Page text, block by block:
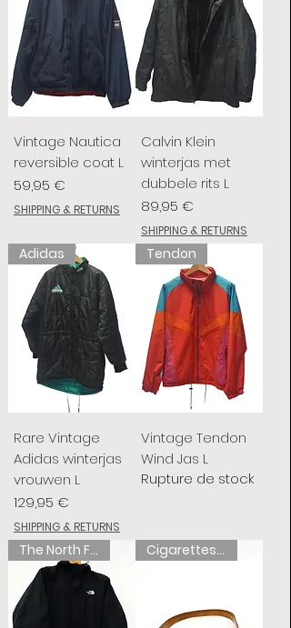
Vintage Nautica
reversible coat L
Prix
59,95 €
SHIPPING & RETURNS
Calvin Klein
winterjas met
dubbele rits L
Prix
89,95 €
SHIPPING & RETURNS
Adidas
Rare Vintage
Adidas winterjas
vrouwen L
Prix
129,95 €
SHIPPING & RETURNS
Tendon
Vintage Tendon
Wind Jas L
Rupture de stock
The North Face Cigarettes de chameau